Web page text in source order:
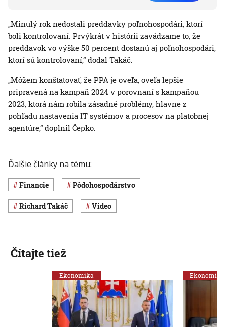
„Minulý rok nedostali preddavky poľnohospodári, ktorí
boli kontrolovaní. Prvýkrát v histórii zavádzame to, že
preddavok vo výške 50 percent dostanú aj poľnohospodári,
ktorí sú kontrolovaní,“ dodal Takáč.
„Môžem konštatovať, že PPA je oveľa, oveľa lepšie
pripravená na kampaň 2024 v porovnaní s kampaňou
2023, ktorá nám robila zásadné problémy, hlavne z
pohľadu nastavenia IT systémov a procesov na platobnej
agentúre,“ doplnil Čepko.
Ďalšie články na tému:
Financie pôdohospodárstvo
Richard Takáč Video
Čítajte tiež
Ekonomika Ekonomika